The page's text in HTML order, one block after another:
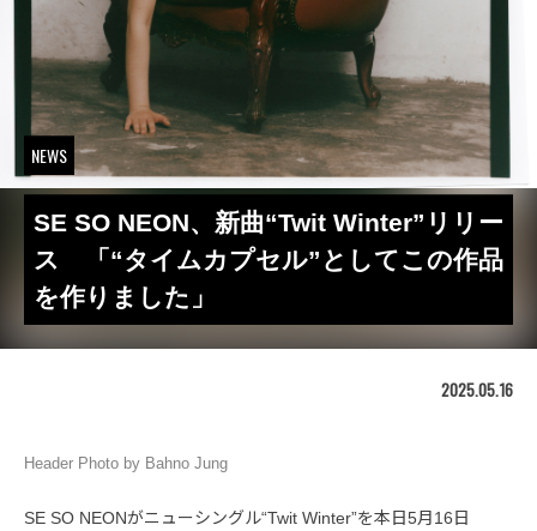
NEWS
SE SO NEON、新曲“Twit Winter”リリー
ス 「“タイムカプセル”としてこの作品
を作りました」
2025.05.16
Header Photo by Bahno Jung
SE SO NEONがニューシングル“Twit Winter”を本日5月16日